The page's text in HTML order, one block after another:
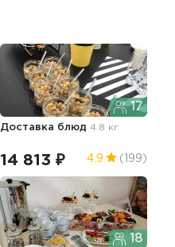
17
Доставка блюд 4.8 кг
14 813 ₽ 4.9 (199)
18